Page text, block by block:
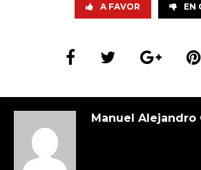
A FAVOR EN
Manuel Alejandro